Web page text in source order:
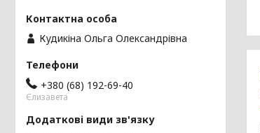
Кудикіна Ольга Олександрівна
+380 (68) 192-69-40
Єлизавета